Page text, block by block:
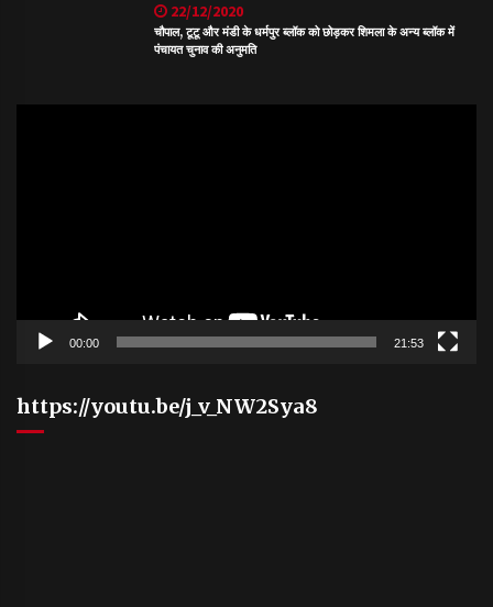
22/12/2020
चौपाल, टूटू और मंडी के धर्मपुर ब्लॉक को छोड़कर शिमला के अन्य ब्लॉक में
पंचायत चुनाव की अनुमति
00:00 21:53
https://youtu.be/j_v_NW2Sya8